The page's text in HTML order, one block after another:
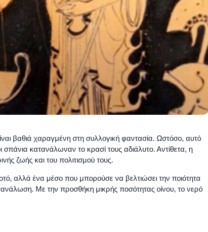
βαθιά χαραγμένη στη συλλογική φαντασία. Ωστόσο, αυτό
σπάνια κατανάλωναν το κρασί τους αδιάλυτο. Αντίθετα, η
ζωής και του πολιτισμού τους.
αλλά ένα μέσο που μπορούσε να βελτιώσει την ποιότητα
Με την προσθήκη μικρής ποσότητας οίνου, το νερό